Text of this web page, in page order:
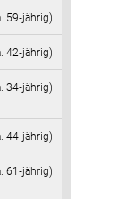
59‑jährig)
42‑jährig)
34‑jährig)
44‑jährig)
61‑jährig)